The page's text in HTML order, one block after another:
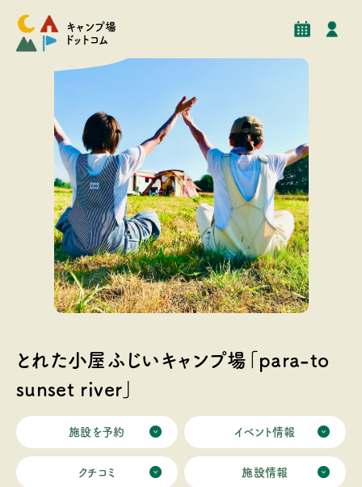
キャンプ場
ドットコム
予約 施設情報
郊で手軽にキャンプを始められます。もちろんご家族み
んなでもご利用できます。茨戸川を一望できる絶好のロ
ケーション。 夜は満天の星空。キタキツネや野鳥もやっ
てきて自然観察にももってこいです。
とれた小屋ふじいキャンプ場「para-to
sunset river」
施設を予約 イベント情報
クチコミ 施設情報